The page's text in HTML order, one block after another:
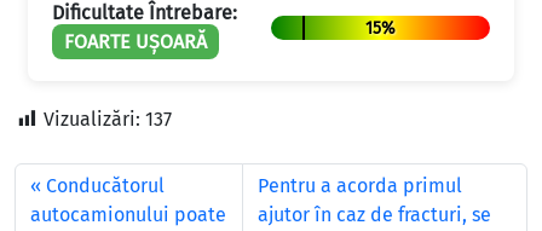
Dificultate Întrebare:
FOARTE UȘOARĂ
15%
Vizualizări: 137
Conducătorul
autocamionului poate
Pentru a acorda primul
ajutor în caz de fracturi, se